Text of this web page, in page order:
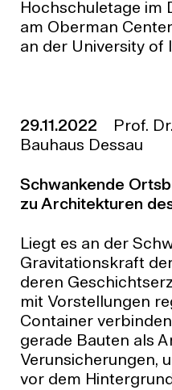
Hochschuletage im
am Oberman
an der University of
29.11.2022 Prof.
Bauhaus Dessau
Schwankende
zu Architekturen
Liegt es an der
Gravitationskraft
deren
mit Vorstellungen
Container
gerade Bauten als
Verunsicherungen,
vor dem